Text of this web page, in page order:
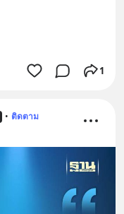
1
• ติดตาม